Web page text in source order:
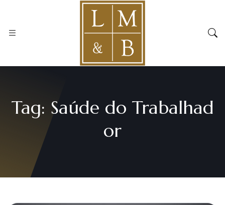
Tag: Saúde do Trabalhad
or